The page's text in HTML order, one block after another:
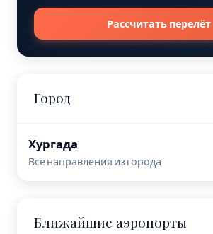
Рассчитать перелёт
Город
Хургада
Все направления из города
Ближайшие аэропорты